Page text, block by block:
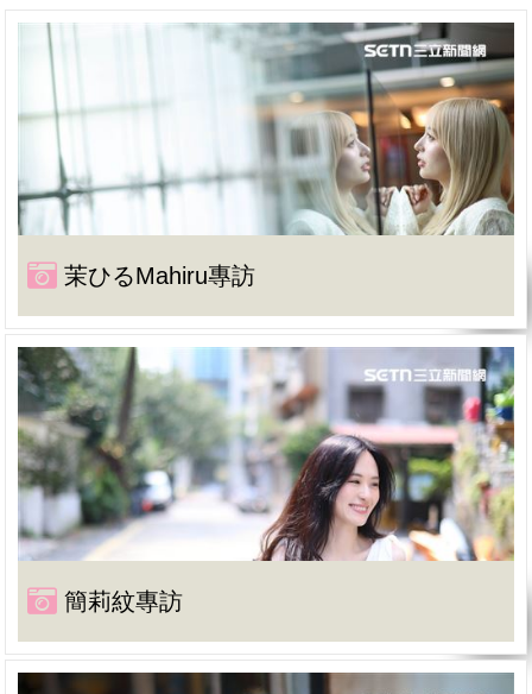
茉ひるMahiru專訪
簡莉紋專訪